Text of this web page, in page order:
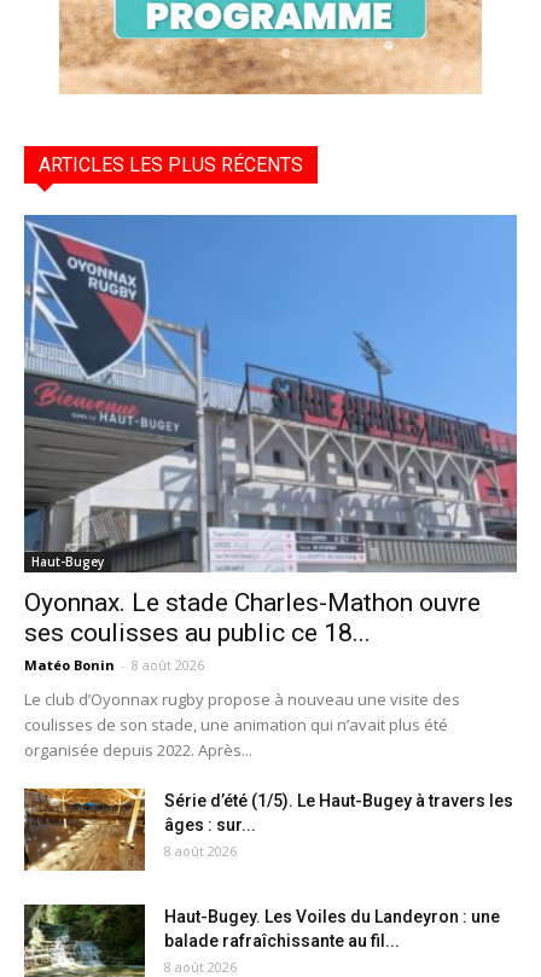
ARTICLES LES PLUS RÉCENTS
Haut-Bugey
Oyonnax. Le stade Charles-Mathon ouvre
ses coulisses au public ce 18...
Matéo Bonin - 8 août 2026
Le club d’Oyonnax rugby propose à nouveau une visite des
coulisses de son stade, une animation qui n’avait plus été
organisée depuis 2022. Après...
Série d’été (1/5). Le Haut-Bugey à travers les
âges : sur...
8 août 2026
Haut-Bugey. Les Voiles du Landeyron : une
balade rafraîchissante au fil...
8 août 2026